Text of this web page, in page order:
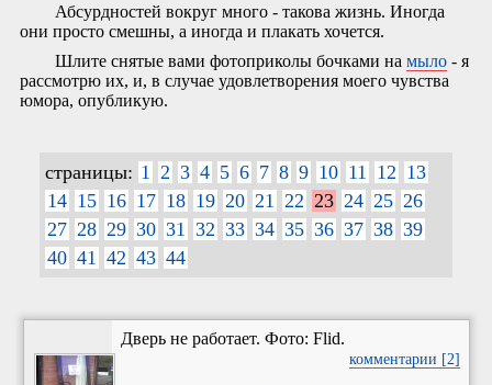
Абсурдностей вокруг много - такова жизнь. Иногда
они просто смешны, а иногда и плакать хочется.
Шлите снятые вами фотоприколы бочками на мыло - я
рассмотрю их, и, в случае удовлетворения моего чувства
юмора, опубликую.
страницы: 1 2 3 4 5 6 7 8 9 10 11 12 13
14 15 16 17 18 19 20 21 22 23 24 25 26
27 28 29 30 31 32 33 34 35 36 37 38 39
40 41 42 43 44
Дверь не работает. Фото: Flid.
комментарии [2]